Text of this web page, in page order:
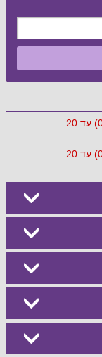
- 7000 ₪ ללילה למזמינים 2 לילות בחמישי (06.08) עד 20
- 6850 ₪ ללילה למזמינים 3 לילות בחמישי (06.08) עד 20